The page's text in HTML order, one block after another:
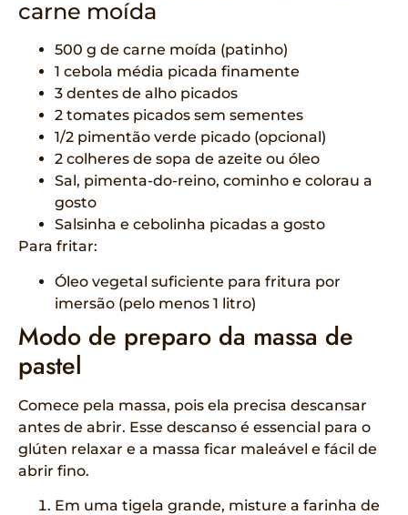
carne moída
500 g de carne moída (patinho)
1 cebola média picada finamente
3 dentes de alho picados
2 tomates picados sem sementes
1/2 pimentão verde picado (opcional)
2 colheres de sopa de azeite ou óleo
Sal, pimenta-do-reino, cominho e colorau a
gosto
Salsinha e cebolinha picadas a gosto
Para fritar:
Óleo vegetal suficiente para fritura por
imersão (pelo menos 1 litro)
Modo de preparo da massa de
pastel
Comece pela massa, pois ela precisa descansar
antes de abrir. Esse descanso é essencial para o
glúten relaxar e a massa ficar maleável e fácil de
abrir fino.
Em uma tigela grande, misture a farinha de